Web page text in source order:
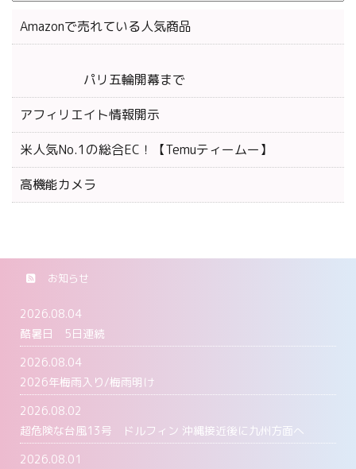
Amazonで売れている人気商品
パリ五輪開幕まで
アフィリエイト情報開示
米人気No.1の総合EC！【Temuティームー】
高機能カメラ
お知らせ
2026.08.04
酷暑日 5日連続
2026.08.04
2026年梅雨入り/梅雨明け
2026.08.02
超危険な台風13号 ドルフィン 沖縄接近後に九州方面へ
2026.08.01